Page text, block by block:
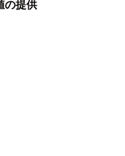
の提供